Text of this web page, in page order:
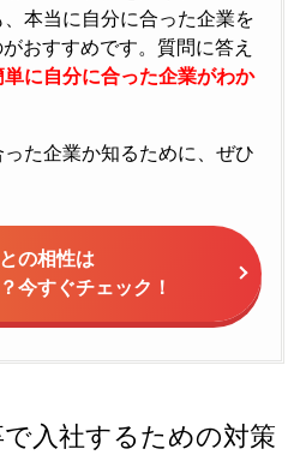
本当に自分に合った企業を
おすすめです。質問に答え
に自分に合った企業がわか
た企業か知るために、ぜひ
の相性は
今すぐチェック！
で入社するための対策